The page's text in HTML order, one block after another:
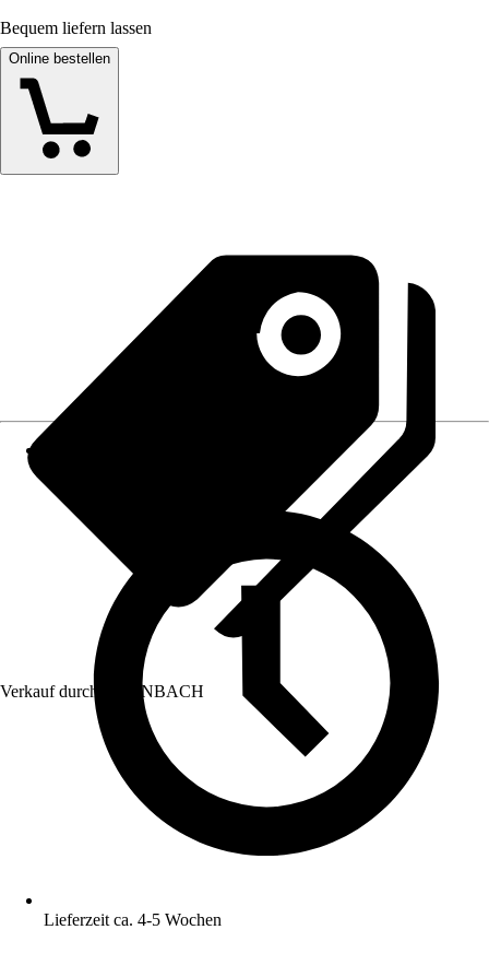
Bequem liefern lassen
Online bestellen
Verkauf durch: HORNBACH
Lieferzeit ca. 4-5 Wochen